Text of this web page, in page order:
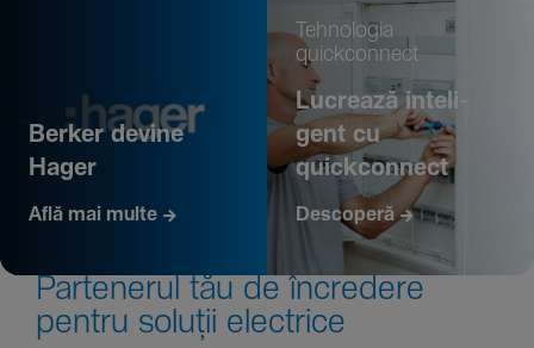
Berker devine
Hager
Află mai multe
Tehno­logia
quickconnect
Lucrează inte­li­
gent cu
quickconnect
Descoperă
Parte­nerul tău de încre­dere
pentru soluții electrice